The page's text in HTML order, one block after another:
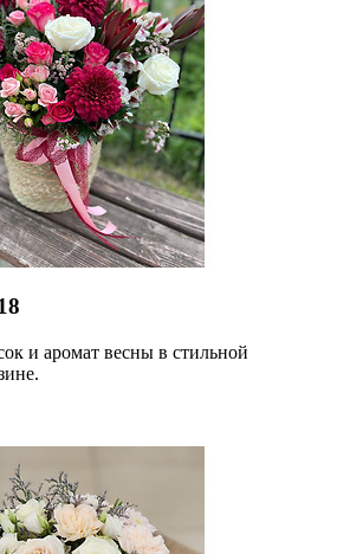
и аромат весны в стильной